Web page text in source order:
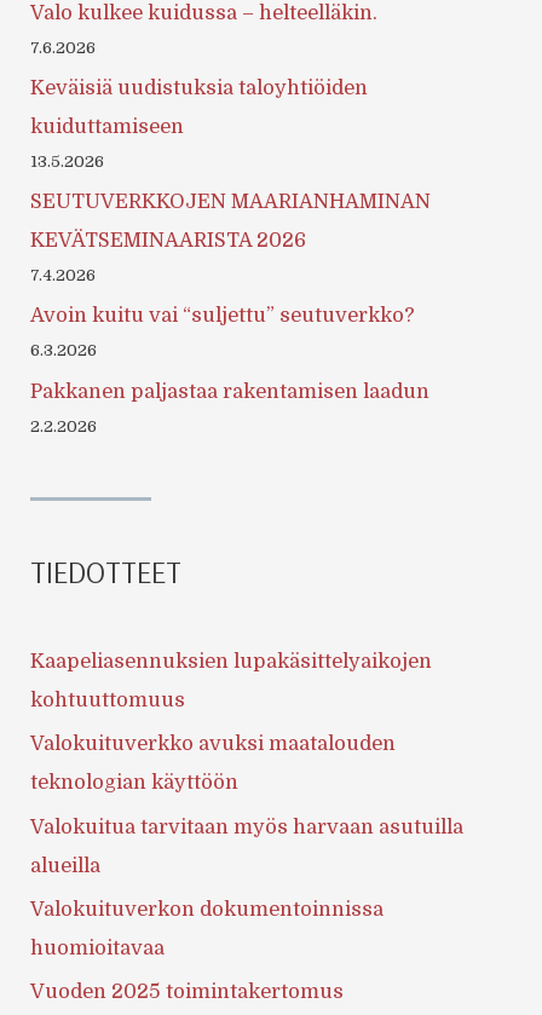
Valo kulkee kuidussa – helteelläkin.
7.6.2026
Keväisiä uudistuksia taloyhtiöiden
kuiduttamiseen
13.5.2026
SEUTUVERKKOJEN MAARIANHAMINAN
KEVÄTSEMINAARISTA 2026
7.4.2026
Avoin kuitu vai “suljettu” seutuverkko?
6.3.2026
Pakkanen paljastaa rakentamisen laadun
2.2.2026
TIEDOTTEET
Kaapeliasennuksien lupakäsittelyaikojen
kohtuuttomuus
Valokuituverkko avuksi maatalouden
teknologian käyttöön
Valokuitua tarvitaan myös harvaan asutuilla
alueilla
Valokuituverkon dokumentoinnissa
huomioitavaa
Vuoden 2025 toimintakertomus